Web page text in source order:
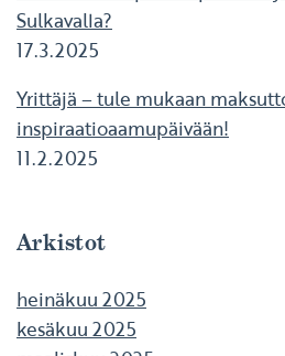
Sulkavalla?
17.3.2025
Yrittäjä – tule mukaan
inspiraatioaamupäivään!
11.2.2025
Arkistot
heinäkuu 2025
kesäkuu 2025